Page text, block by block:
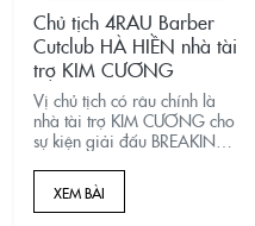
Chủ tịch 4RAU Barber
Cutclub HÀ HIỀN nhà tài
trợ KIM CƯƠNG
Vị chủ tịch có râu chính là
nhà tài trợ KIM CƯƠNG cho
sự kiện giải đấu BREAKING
Championship 2024" vừa
diễn ra tại TP.HCM.
XEM BÀI